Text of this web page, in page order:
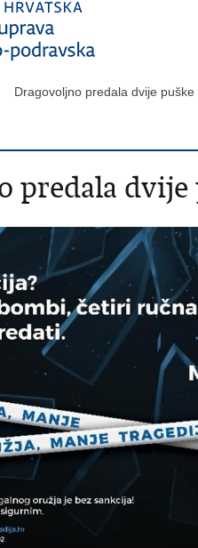
Dragovoljno predala dvije
predala